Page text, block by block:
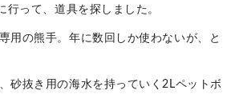
行って、道具を探しました。
用の熊手。年に数回しか使わないが、と
砂抜き用の海水を持っていく2Lペットボ